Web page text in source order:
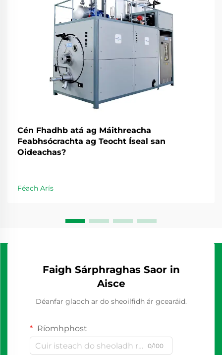
Cén Fhadhb atá ag Máithreacha
Feabhsócrachta ag Teocht Íseal san
Oideachas?
Féach Arís
Faigh Sárphraghas Saor in
Aisce
Déanfar glaoch ar do sheoilfidh ár gcearáid.
Ríomhphost
0/100